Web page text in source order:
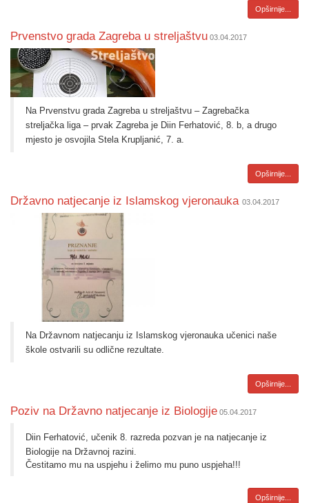
Opširnije...
Prvenstvo grada Zagreba u streljaštvu 03.04.2017
Na Prvenstvu grada Zagreba u streljaštvu – Zagrebačka
streljačka liga – prvak Zagreba je Diin Ferhatović, 8. b, a drugo
mjesto je osvojila Stela Krupljanić, 7. a.
Opširnije...
Državno natjecanje iz Islamskog vjeronauka 03.04.2017
Na Državnom natjecanju iz Islamskog vjeronauka učenici naše
škole ostvarili su odlične rezultate.
Opširnije...
Poziv na Državno natjecanje iz Biologije 05.04.2017
Diin Ferhatović, učenik 8. razreda pozvan je na natjecanje iz
Biologije na Državnoj razini.
Čestitamo mu na uspjehu i želimo mu puno uspjeha!!!
Opširnije...